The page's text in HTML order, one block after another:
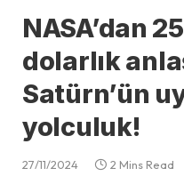
NASA’dan
dolarlık
Satürn’ün
yolculuk!
27/11/2024 2 Mins Read